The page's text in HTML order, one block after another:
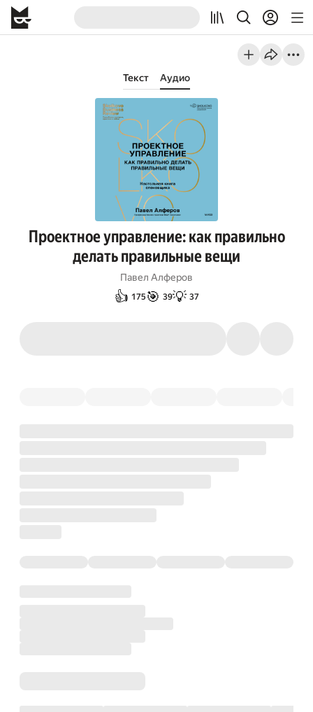
Текст Аудио
Проектное управление: как правильно
делать правильные вещи
Павел Алферов
👍 175 🎯 39💡 37